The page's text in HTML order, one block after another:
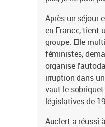
Après un séjour
en France, tient
groupe. Elle
féministes,
organise
irruption dans
vaut le
législatives de
Auclert a réussi